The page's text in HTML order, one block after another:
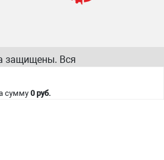
защищены. Вся
сумму 0 руб.